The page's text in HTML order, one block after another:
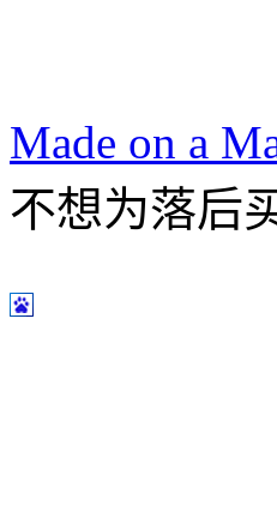
Made on a
不想为落后